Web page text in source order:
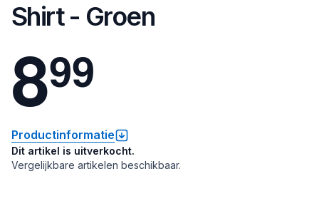
Shirt - Groen
899
Productinformatie
Dit artikel is uitverkocht.
Vergelijkbare artikelen beschikbaar.